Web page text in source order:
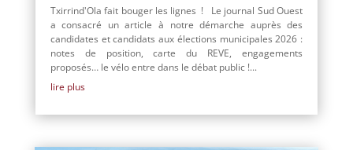
Txirrind'Ola fait bouger les lignes ! Le journal Sud Ouest
a consacré un article à notre démarche auprès des
candidates et candidats aux élections municipales 2026 :
notes de position, carte du REVE, engagements
proposés… le vélo entre dans le débat public !...
lire plus